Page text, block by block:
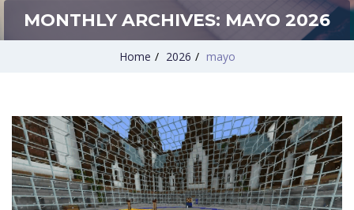
MONTHLY ARCHIVES: MAYO 2026
Home / 2026 / mayo